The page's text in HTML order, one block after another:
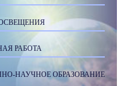
РАБОТА
НАУЧНОЕ ОБРАЗОВАНИЕ